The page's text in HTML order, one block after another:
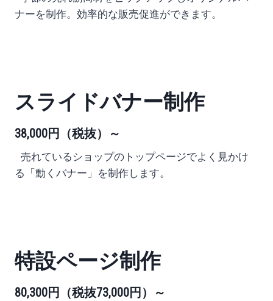
ナーを制作。効率的な販売促進ができます。
スライドバナー制作
38,000円 （税抜） ～
売れているショップのトップページでよく見かけ
る「動くバナー」を制作します。
特設ページ制作
80,300円 （税抜73,000円） ～